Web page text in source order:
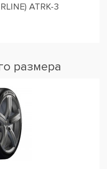
ATRK-3
размера